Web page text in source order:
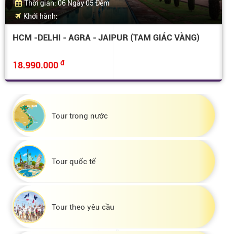
Thời gian: 06 Ngày 05 Đêm
Khởi hành:
HCM -DELHI - AGRA - JAIPUR (TAM GIÁC VÀNG)
18.990.000 đ
Tour trong nước
Tour quốc tế
Tour theo yêu cầu